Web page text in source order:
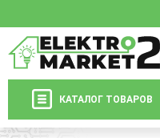
КАТАЛОГ ТОВАРОВ